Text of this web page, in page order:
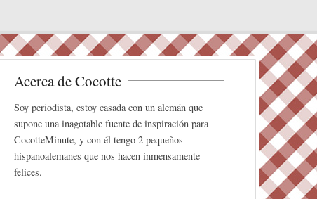
Acerca de Cocotte
Soy periodista, estoy casada con un alemán que
supone una inagotable fuente de inspiración para
CocotteMinute, y con él tengo 2 pequeños
hispanoalemanes que nos hacen inmensamente
felices.